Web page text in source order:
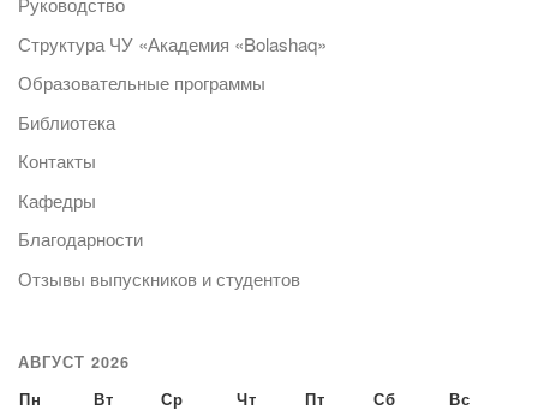
Структура ЧУ «Академия «Bolashaq»
Образовательные программы
Библиотека
Контакты
Кафедры
Благодарности
Отзывы выпускников и студентов
АВГУСТ 2026
Пн Вт Ср Чт Пт Сб Вс